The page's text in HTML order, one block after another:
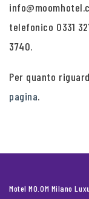
telefonico 0331
3740.
Per quanto
pagina.
Motel MO.OM Milano